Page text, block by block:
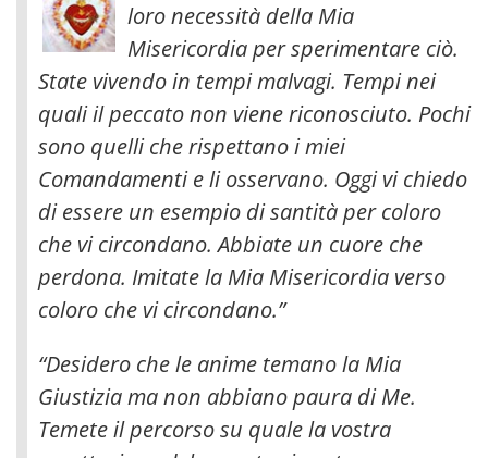
loro necessità della Mia
Misericordia per sperimentare ciò.
State vivendo in tempi malvagi. Tempi nei
quali il peccato non viene riconosciuto. Pochi
sono quelli che rispettano i miei
Comandamenti e li osservano. Oggi vi chiedo
di essere un esempio di santità per coloro
che vi circondano. Abbiate un cuore che
perdona. Imitate la Mia Misericordia verso
coloro che vi circondano.”
“Desidero che le anime temano la Mia
Giustizia ma non abbiano paura di Me.
Temete il percorso su quale la vostra